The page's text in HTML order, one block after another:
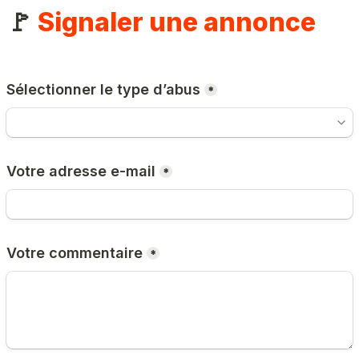
🚩 Signaler une annonce
Sélectionner le type d’abus *
Votre adresse e-mail *
Votre commentaire *